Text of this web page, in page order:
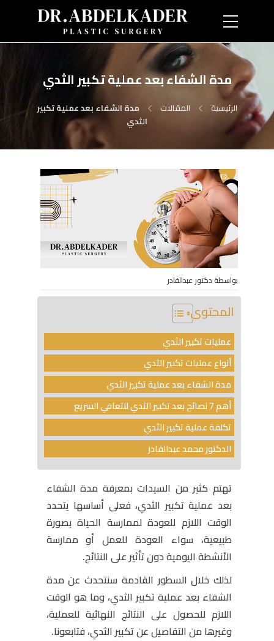
مدة الشفاء بعد عملية تكبير الثدي
الرئيسية المقالات
مدة الشفاء بعد عملية تكبير
الثدي
بواسطة دكتور عبدالقادر
المحتوى
عمليات تكبير الثدي
أنواع عمليات تكبير الثدي
مدة الشفاء بعد عملية تكبير الثدي
أهم 7 نصائح بعد تكبير الثدي للتعافي السريع
تكلفة عملية تكبير الثدي
الدكتور محمد عبدالقادر
تهتم كثير من السيدات بمعرفة مدة الشفاء
بعد عملية تكبير الثدي، فعلى أساسها يتحدد
الوقت اللازم للعودة لممارسة الحياة بصورة
طبيعية، سواء العودة للعمل أو ممارسة
الأنشطة اليومية دون تأثير على النتائج.
لذلك خلال السطور القادمة سنتحدث عن مدة
الشفاء بعد عملية تكبير الثدي، وما هو الوقت
اللازم للحصول على النتائج النهائية للعملية،
وغيرها من التفاصيل عن تكبير الثدي، فتابعونا.